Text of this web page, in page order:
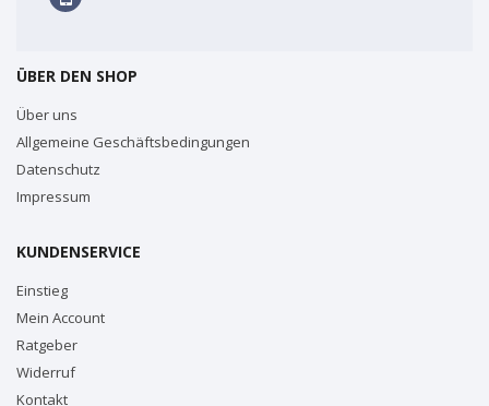
ÜBER DEN SHOP
Über uns
Allgemeine Geschäftsbedingungen
Datenschutz
Impressum
KUNDENSERVICE
Einstieg
Mein Account
Ratgeber
Widerruf
Kontakt